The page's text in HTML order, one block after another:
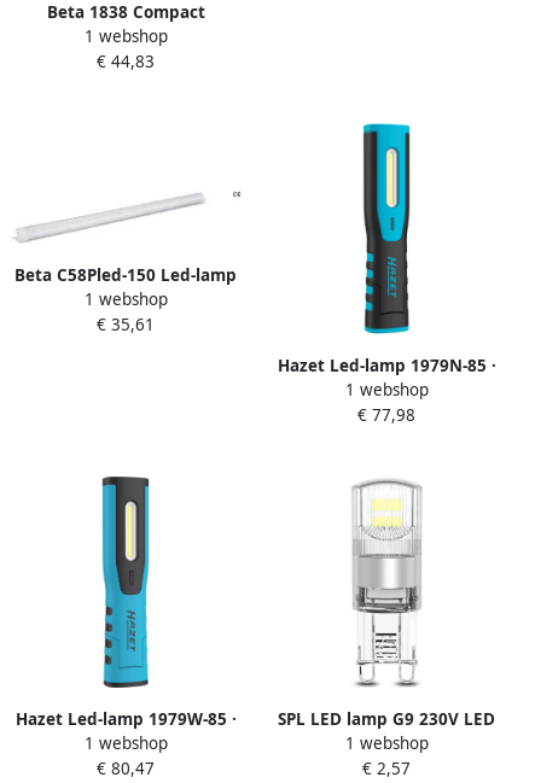
Beta 1838 Compact
Oplaadbare Compacte Led-
Lamp 018380011
1 webshop
€ 44,83
Beta C58Pled-150 Led-lamp
| Voor C58Bc 058000860
1 webshop
€ 35,61
Hazet Led-lamp 1979N-85 ·
L x B x H: 255 mm x 55 mm
x 35 mm
1 webshop
€ 77,98
Hazet Led-lamp 1979W-85 ·
L x B x H: 255 mm x 55 mm
x 35 mm
1 webshop
€ 80,47
SPL LED lamp G9 230V LED
3W dimbaar 2700K LED0110
1 webshop
€ 2,57